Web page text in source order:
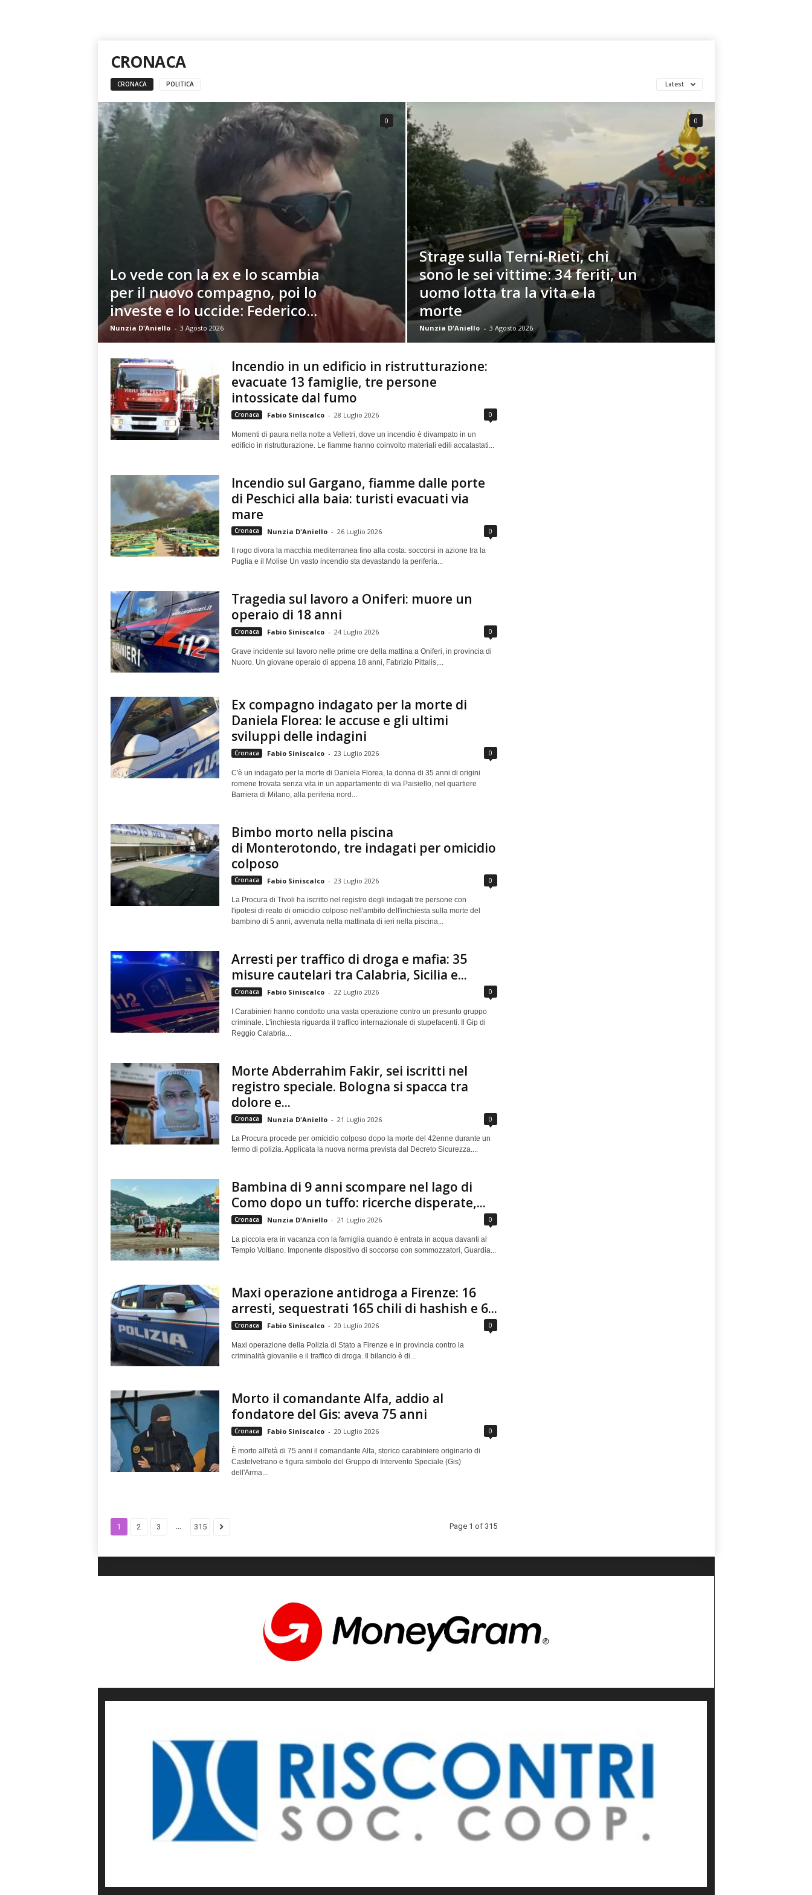
CRONACA
CRONACA POLITICA Latest
Lo vede con la ex e lo scambia
per il nuovo compagno, poi lo
investe e lo uccide: Federico...
Nunzia D'Aniello - 3 Agosto 2026
0
Strage sulla Terni-Rieti, chi
sono le sei vittime: 34 feriti, un
uomo lotta tra la vita e la
morte
Nunzia D'Aniello - 3 Agosto 2026
0
Incendio in un edificio in ristrutturazione:
evacuate 13 famiglie, tre persone
intossicate dal fumo
Cronaca Fabio Siniscalco - 28 Luglio 2026 0
Momenti di paura nella notte a Velletri, dove un incendio è divampato in un
edificio in ristrutturazione. Le fiamme hanno coinvolto materiali edili accatastati...
Incendio sul Gargano, fiamme dalle porte
di Peschici alla baia: turisti evacuati via
mare
Cronaca Nunzia D'Aniello - 26 Luglio 2026 0
Il rogo divora la macchia mediterranea fino alla costa: soccorsi in azione tra la
Puglia e il Molise Un vasto incendio sta devastando la periferia...
Tragedia sul lavoro a Oniferi: muore un
operaio di 18 anni
Cronaca Fabio Siniscalco - 24 Luglio 2026 0
Grave incidente sul lavoro nelle prime ore della mattina a Oniferi, in provincia di
Nuoro. Un giovane operaio di appena 18 anni, Fabrizio Pittalis,...
Ex compagno indagato per la morte di
Daniela Florea: le accuse e gli ultimi
sviluppi delle indagini
Cronaca Fabio Siniscalco - 23 Luglio 2026 0
C'è un indagato per la morte di Daniela Florea, la donna di 35 anni di origini
romene trovata senza vita in un appartamento di via Paisiello, nel quartiere
Barriera di Milano, alla periferia nord...
Bimbo morto nella piscina
di Monterotondo, tre indagati per omicidio
colposo
Cronaca Fabio Siniscalco - 23 Luglio 2026 0
La Procura di Tivoli ha iscritto nel registro degli indagati tre persone con
l'ipotesi di reato di omicidio colposo nell'ambito dell'inchiesta sulla morte del
bambino di 5 anni, avvenuta nella mattinata di ieri nella piscina...
Arresti per traffico di droga e mafia: 35
misure cautelari tra Calabria, Sicilia e...
Cronaca Fabio Siniscalco - 22 Luglio 2026 0
I Carabinieri hanno condotto una vasta operazione contro un presunto gruppo
criminale. L'inchiesta riguarda il traffico internazionale di stupefacenti. Il Gip di
Reggio Calabria...
Morte Abderrahim Fakir, sei iscritti nel
registro speciale. Bologna si spacca tra
dolore e...
Cronaca Nunzia D'Aniello - 21 Luglio 2026 0
La Procura procede per omicidio colposo dopo la morte del 42enne durante un
fermo di polizia. Applicata la nuova norma prevista dal Decreto Sicurezza....
Bambina di 9 anni scompare nel lago di
Como dopo un tuffo: ricerche disperate,...
Cronaca Nunzia D'Aniello - 21 Luglio 2026 0
La piccola era in vacanza con la famiglia quando è entrata in acqua davanti al
Tempio Voltiano. Imponente dispositivo di soccorso con sommozzatori, Guardia...
Maxi operazione antidroga a Firenze: 16
arresti, sequestrati 165 chili di hashish e 6...
Cronaca Fabio Siniscalco - 20 Luglio 2026 0
Maxi operazione della Polizia di Stato a Firenze e in provincia contro la
criminalità giovanile e il traffico di droga. Il bilancio è di...
Morto il comandante Alfa, addio al
fondatore del Gis: aveva 75 anni
Cronaca Fabio Siniscalco - 20 Luglio 2026 0
È morto all'età di 75 anni il comandante Alfa, storico carabiniere originario di
Castelvetrano e figura simbolo del Gruppo di Intervento Speciale (Gis)
dell'Arma...
1 2 3 315 Page 1 of 315